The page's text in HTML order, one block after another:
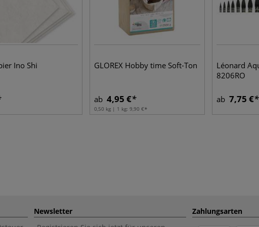
Ino Shi GLOREX Hobby time Soft-Ton
ab 4,95 €
0,50 kg | 1 kg: 9,90 €
Léonard
8206RO
ab 7,75 €
Newsletter
Zahlungsarten